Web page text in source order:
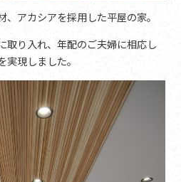
、アカシアを採用した平屋の家。
取り入れ、年配のご夫婦に相応し
実現しました。